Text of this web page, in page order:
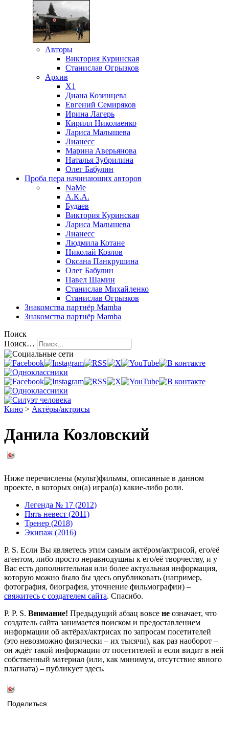
Авторы
Виктория Куринская
Станислав Огрызков
Архив
X1
Диана Козинцева
Евгений Семиряков
Ирина Лагерь
Кирилл Николаенко
Лариса Малышева
Лианесс
Марина Аверьянова
Наталья Зубрилина
Олег Бабулин
Проба пера начинающих авторов
NaMe
А.К.А.
Будаев
Виктория Куринская
Лариса Малышева
Лианесс
Людмила Котане
Николай Козлов
Оксана Панкрушина
Олег Бабулин
Павел Шамин
Станислав Михайленко
Станислав Огрызков
Знакомства партнёр Mamba
Знакомства партнёр Mamba
Поиск
Поиск…
Кино > Актёры/актрисы
Данила Козловский
Ниже перечислены (мульт)фильмы, описанные в данном
проекте, в которых он(а) играл(а) какие-либо роли.
Легенда № 17 (2012)
Пять невест (2011)
Тренер (2018)
Экипаж (2016)
P. S. Если Вы являетесь этим самым актёром/актрисой, его/её
агентом, либо просто неравнодушны к его/её творчеству, и у
Вас есть дополнительная или более актуальная информация,
которую можно было бы здесь опубликовать (например,
фотография, биография, уточнение фильмографии) –
свяжитесь с создателем сайта. Спасибо.
P. P. S. Внимание! Предыдущий абзац вовсе не означает, что
создатель сайта занимается поиском и предоставлением
информации об актёрах/актрисах по запросам посетителей
(это невозможно физически – их тысячи), как раз наоборот –
он ждёт такой информации от посетителей и если видит в ней
собственный материал (или, как минимум, отсутствие явного
плагиата) – публикует здесь.
Поделиться